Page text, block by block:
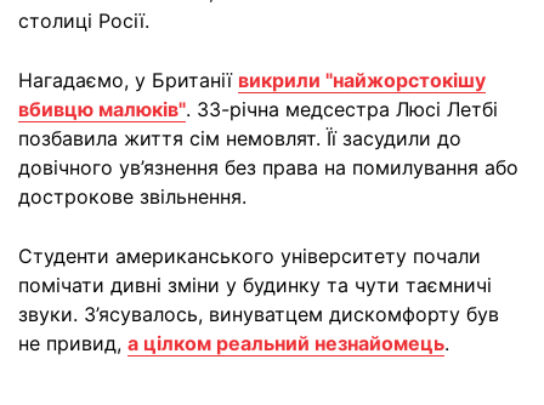
столиці Росії.
Нагадаємо, у Британії викрили "найжорстокішу
вбивцю малюків". 33-річна медсестра Люсі Летбі
позбавила життя сім немовлят. Її засудили до
довічного ув’язнення без права на помилування або
дострокове звільнення.
Студенти американського університету почали
помічати дивні зміни у будинку та чути таємничі
звуки. З’ясувалось, винуватцем дискомфорту був
не привид, а цілком реальний незнайомець.